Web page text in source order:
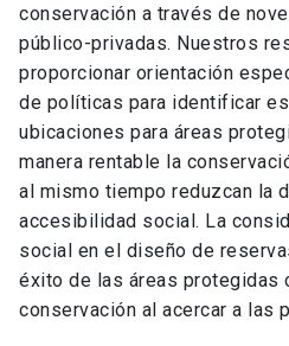
conservación a través de
público-privadas. Nuestros
proporcionar orientación
de políticas para identificar
ubicaciones para áreas
manera rentable la
al mismo tiempo reduzcan la
accesibilidad social. La
social en el diseño de
éxito de las áreas protegidas
conservación al acercar a las